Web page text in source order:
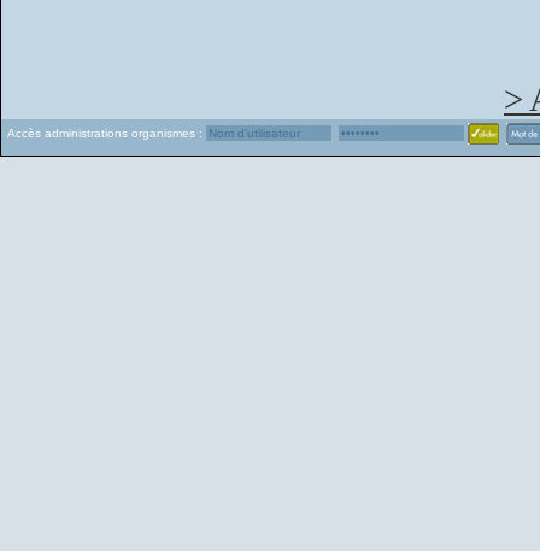
>
Accès administrations organismes :